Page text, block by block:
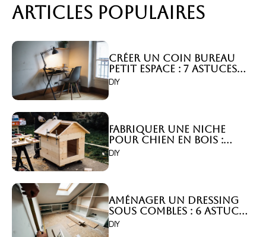
Articles populaires
Créer un coin bureau
petit espace : 7 astuces
malignes!
DIY
Fabriquer une niche
pour chien en bois :
Comment faire ?
DIY
Aménager un dressing
sous combles : 6 astuces
indispensables !
DIY